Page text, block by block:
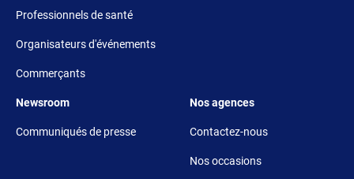
Professionnels de santé
Organisateurs d'événements
Commerçants
Footer 5
Newsroom
Communiqués de presse
Footer 6
Nos agences
Contactez-nous
Nos occasions